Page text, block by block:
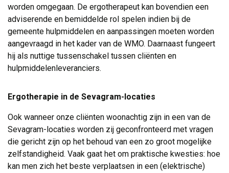
worden omgegaan. De ergotherapeut kan bovendien een
adviserende en bemiddelde rol spelen indien bij de
gemeente hulpmiddelen en aanpassingen moeten worden
aangevraagd in het kader van de WMO. Daarnaast fungeert
hij als nuttige tussenschakel tussen cliënten en
hulpmiddelenleveranciers.
Ergotherapie in de Sevagram-locaties
Ook wanneer onze cliënten woonachtig zijn in een van de
Sevagram-locaties worden zij geconfronteerd met vragen
die gericht zijn op het behoud van een zo groot mogelijke
zelfstandigheid. Vaak gaat het om praktische kwesties: hoe
kan men zich het beste verplaatsen in een (elektrische)